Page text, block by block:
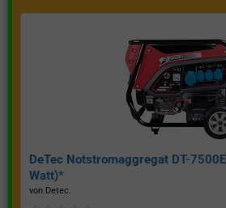
DeTec Notstromaggregat DT-
Watt)*
von Detec.